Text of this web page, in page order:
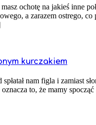
ochotę na jakieś inne
a zarazem ostrego, co
kurczakiem
nam figla i zamiast
to, że mamy